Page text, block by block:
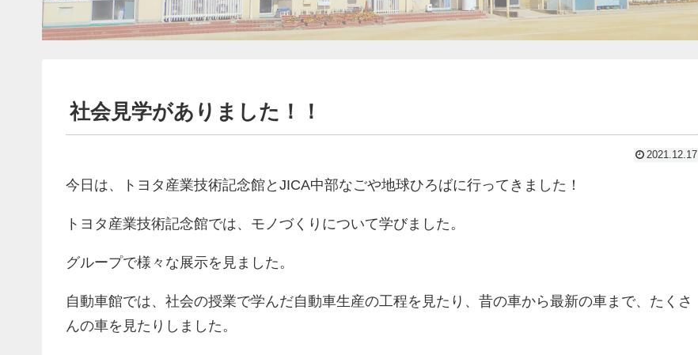
社会見学がありました！！
2021.12.17
今日は、トヨタ産業技術記念館とJICA中部なごや地球ひろばに行ってきました！
トヨタ産業技術記念館では、モノづくりについて学びました。
グループで様々な展示を見ました。
自動車館では、社会の授業で学んだ自動車生産の工程を見たり、昔の車から最新の車まで、たくさ
んの車を見たりしました。